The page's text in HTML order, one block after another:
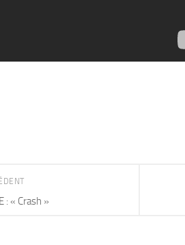
: « Crash »